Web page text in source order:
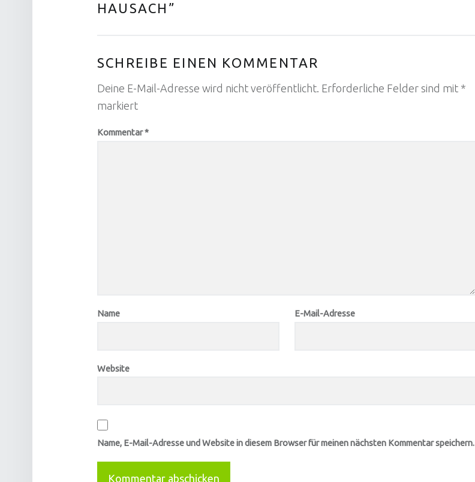
HAUSACH ”
SCHREIBE EINEN KOMMENTAR
Deine E-Mail-Adresse wird nicht veröffentlicht. Erforderliche Felder sind mit *
markiert
Kommentar*
Name E-Mail-Adresse
Website
Name, E-Mail-Adresse und Website in diesem Browser für meinen nächsten Kommentar speichern.